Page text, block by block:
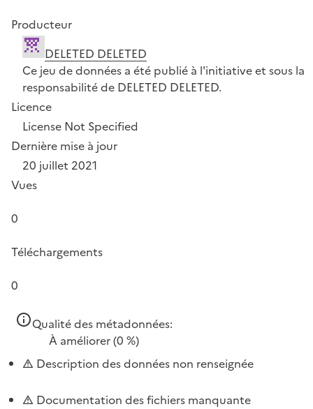
Producteur
DELETED DELETED
Ce jeu de données a été publié à l'initiative et sous la
responsabilité de DELETED DELETED.
Licence
License Not Specified
Dernière mise à jour
20 juillet 2021
Vues
0
Téléchargements
0
Qualité des métadonnées:
À améliorer(0 %)
Description des données non renseignée
Documentation des fichiers manquante